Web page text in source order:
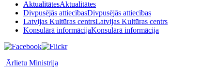
AktualitātesAktualitātes
Divpusējās attiecībasDivpusējās attiecības
Latvijas Kultūras centrsLatvijas Kultūras centrs
Konsulārā informācijaKonsulārā informācija
Ārlietu Ministrija